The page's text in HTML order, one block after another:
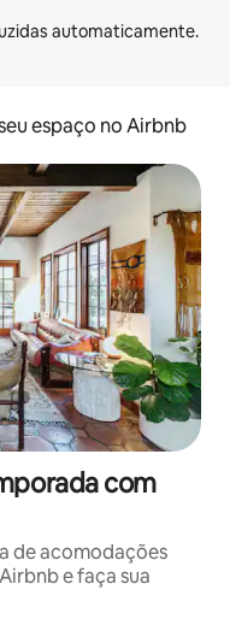
espaço no Airbnb
com
de acomodações
e faça sua